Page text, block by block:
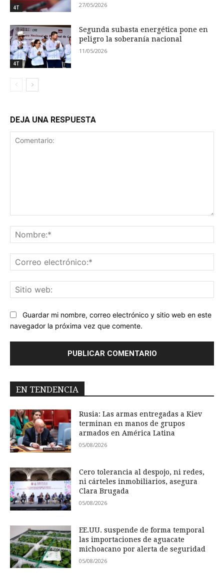
4T 27/05/2026
4T
Segunda subasta energética pone en
peligro la soberanía nacional
11/05/2026
DEJA UNA RESPUESTA
Guardar mi nombre, correo electrónico y sitio web en este
navegador la próxima vez que comente.
EN TENDENCIA
Rusia: Las armas entregadas a Kiev
terminan en manos de grupos
armados en América Latina
05/08/2026
Cero tolerancia al despojo, ni redes,
ni cárteles inmobiliarios, asegura
Clara Brugada
05/08/2026
EE.UU. suspende de forma temporal
las importaciones de aguacate
michoacano por alerta de seguridad
05/08/2026